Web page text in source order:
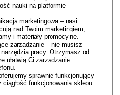
nauki na platformie
marketingowa – nasi
nad Twoim marketingiem,
i materiały promocyjne.
zarządzanie – nie musisz
pracy. Otrzymasz od
ułatwią Ci zarządzanie
sprawnie funkcjonujący
ciągłość funkcjonowania sklepu